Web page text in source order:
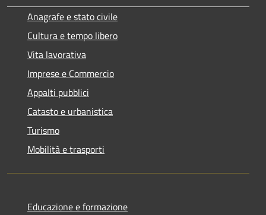
Anagrafe e stato civile
Cultura e tempo libero
Vita lavorativa
Imprese e Commercio
Appalti pubblici
Catasto e urbanistica
Turismo
Mobilità e trasporti
Educazione e formazione